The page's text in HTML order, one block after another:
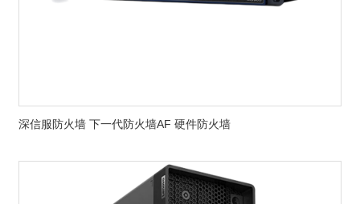
深信服防火墙 下一代防火墙AF 硬件防火墙